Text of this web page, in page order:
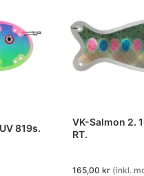
819s.
VK-Salmon 2. 16cm.
RT.
165,00kr (inkl.